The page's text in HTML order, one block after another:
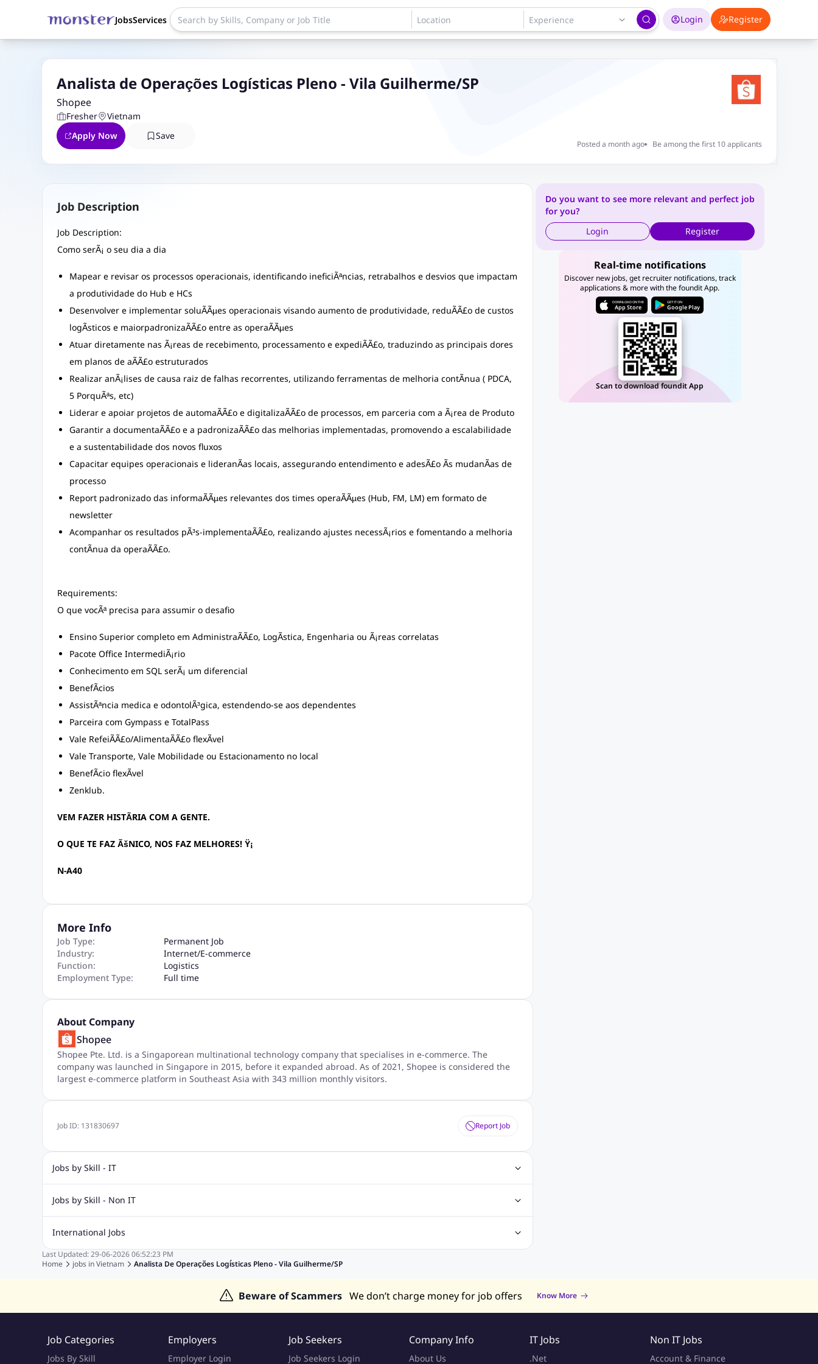
JobsServices Login Register
Analista de Operações Logísticas Pleno - Vila Guilherme/SP
Shopee
Fresher
Vietnam
Apply Now
Save
Posted a month ago Be among the first 10 applicants
Job Description
Job Description:
Como serÃ¡ o seu dia a dia
Mapear e revisar os processos operacionais, identificando ineficiÃªncias, retrabalhos e desvios que impactam
a produtividade do Hub e HCs
Desenvolver e implementar soluÃÃµes operacionais visando aumento de produtividade, reduÃÃ£o de custos
logÃ­sticos e maiorpadronizaÃÃ£o entre as operaÃÃµes
Atuar diretamente nas Ã¡reas de recebimento, processamento e expediÃÃ£o, traduzindo as principais dores
em planos de aÃÃ£o estruturados
Realizar anÃ¡lises de causa raiz de falhas recorrentes, utilizando ferramentas de melhoria contÃ­nua ( PDCA,
5 PorquÃªs, etc)
Liderar e apoiar projetos de automaÃÃ£o e digitalizaÃÃ£o de processos, em parceria com a Ã¡rea de Produto
Garantir a documentaÃÃ£o e a padronizaÃÃ£o das melhorias implementadas, promovendo a escalabilidade
e a sustentabilidade dos novos fluxos
Capacitar equipes operacionais e lideranÃas locais, assegurando entendimento e adesÃ£o Ãs mudanÃas de
processo
Report padronizado das informaÃÃµes relevantes dos times operaÃÃµes (Hub, FM, LM) em formato de
newsletter
Acompanhar os resultados pÃ³s-implementaÃÃ£o, realizando ajustes necessÃ¡rios e fomentando a melhoria
contÃ­nua da operaÃÃ£o.
Requirements:
O que vocÃª precisa para assumir o desafio
Ensino Superior completo em AdministraÃÃ£o, LogÃ­stica, Engenharia ou Ã¡reas correlatas
Pacote Office IntermediÃ¡rio
Conhecimento em SQL serÃ¡ um diferencial
BenefÃ­cios
AssistÃªncia medica e odontolÃ³gica, estendendo-se aos dependentes
Parceira com Gympass e TotalPass
Vale RefeiÃÃ£o/AlimentaÃÃ£o flexÃ­vel
Vale Transporte, Vale Mobilidade ou Estacionamento no local
BenefÃ­cio flexÃ­vel
Zenklub.
VEM FAZER HISTÃRIA COM A GENTE.
O QUE TE FAZ ÃšNICO, NOS FAZ MELHORES! Ÿ¡
N-A40
More Info
Job Type:
Permanent Job
Industry:
Internet/E-commerce
Function:
Logistics
Employment Type:
Full time
About Company
Shopee
Shopee Pte. Ltd. is a Singaporean multinational technology company that specialises in e-commerce. The
company was launched in Singapore in 2015, before it expanded abroad. As of 2021, Shopee is considered the
largest e-commerce platform in Southeast Asia with 343 million monthly visitors.
Job ID: 131830697 Report Job
Jobs by Skill - IT
.Net Jobs
Quality Inspector Jobs
ASP.net Sql Jobs
Jobs by Skill - Non IT
Civil Engineering Jobs
Account And Finance Jobs
Sales accounting Jobs Recruitment Jobs Design Jobs
International Jobs
Jobs in Gulf Jobs in India Jobs in Malaysia Jobs in Philippines Jobs in Hong Kong
Last Updated: 29-06-2026 06:52:23 PM
Home
jobs inVietnam Analista De Operações Logísticas Pleno - Vila Guilherme/SP
Do you want to see more relevant and perfect job
for you?
Login
Register
Real-time notifications
Discover new jobs, get recruiter notifications, track
applications & more with the foundit App.
DOWNLOAD ON THE
App Store
GET IT ON
Google Play
Scan to download foundit App
Beware of Scammers We don’t charge money for job offers Know More
Job Categories
Jobs By Skill
Employers
Employer Login
Job Seekers
Job Seekers Login
Company Info
About Us
IT Jobs
.Net
Non IT Jobs
Account & Finance